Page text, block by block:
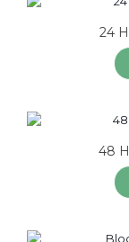
24
48